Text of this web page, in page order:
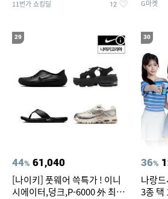
11번가 쇼킹딜 12 G마켓
29
44% 61,040
[나이키] 풋웨어 쓱특가 ! 이니
시에이터,덩크,P-6000 外 최대
30
36%
나랑
3종 택